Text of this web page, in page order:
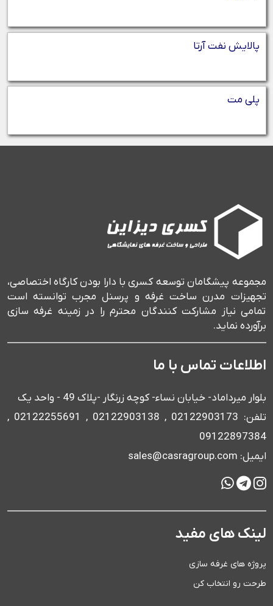
پالایش نفت آرتا
پلی مت
مجموعه پیشگامان توسعه کسری با دارا بودن کارگاه اختصاصی،
تجهیزات مدرن ساخت غرفه و پرسنل مجرب توانسته است
تمامی نیاز مشارکت کنندگان محترم را در زمینه غرفه سازی
برآورده نماید.
اطلاعات تماس با ما
بلوار میرداماد- خیابان نساء- کوچه زرنگار -پلاک 49 - واحد یک
تلفن: 02122903173 , 02122903138 , 02122255691 ,
09122897384
ایمیل: sales@casragroup.com
لینک های مفید
پروژه های غرفه سازی
طرحت رو انتخاب کن